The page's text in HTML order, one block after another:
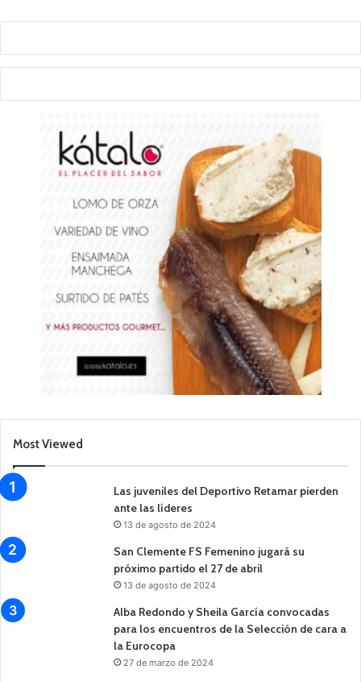
Most Viewed
Las juveniles del Deportivo Retamar pierden
ante las líderes
13 de agosto de 2024
San Clemente FS Femenino jugará su
próximo partido el 27 de abril
13 de agosto de 2024
Alba Redondo y Sheila García convocadas
para los encuentros de la Selección de cara a
la Eurocopa
27 de marzo de 2024